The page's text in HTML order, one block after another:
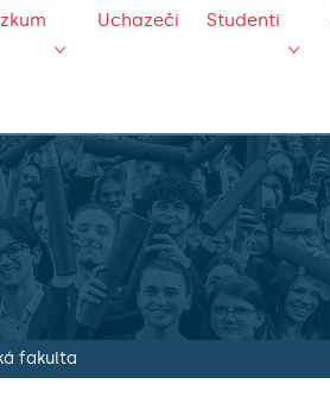
Uchazeči Studenti
fakulta